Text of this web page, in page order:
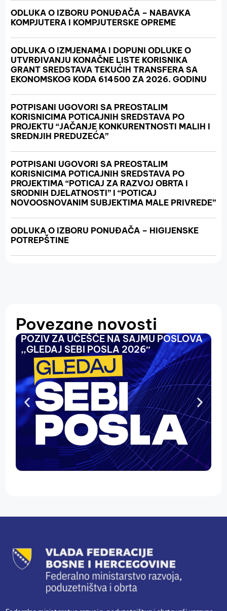
ODLUKA O IZBORU PONUĐAČA – NABAVKA
KOMPJUTERA I KOMPJUTERSKE OPREME
ODLUKA O IZMJENAMA I DOPUNI ODLUKE O
UTVRĐIVANJU KONAČNE LISTE KORISNIKA
GRANT SREDSTAVA TEKUĆIH TRANSFERA SA
EKONOMSKOG KODA 614500 ZA 2026. GODINU
POTPISANI UGOVORI SA PREOSTALIM
KORISNICIMA POTICAJNIH SREDSTAVA PO
PROJEKTU “JAČANJE KONKURENTNOSTI MALIH I
SREDNJIH PREDUZEĆA”
POTPISANI UGOVORI SA PREOSTALIM
KORISNICIMA POTICAJNIH SREDSTAVA PO
PROJEKTIMA “POTICAJ ZA RAZVOJ OBRTA I
SRODNIH DJELATNOSTI” I “POTICAJ
NOVOOSNOVANIM SUBJEKTIMA MALE PRIVREDE”
ODLUKA O IZBORU PONUĐAČA – HIGIJENSKE
POTREPŠTINE
Povezane novosti
POZIV ZA UČEŠĆE NA SAJMU POSLOVA
,,GLEDAJ SEBI POSLA 2026″